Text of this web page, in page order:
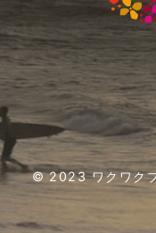
2020年10月 (5)
2020年09月 (4)
2020年08月 (6)
2020年07月 (5)
2020年06月 (5)
© 2023 ワクワク